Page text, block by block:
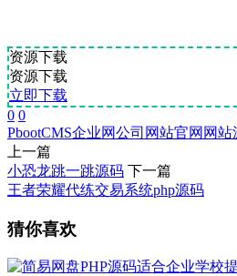
资源下载
资源下载
立即下载
0 0
PbootCMS企业网公司网站官网 网站
上一篇
小恐龙跳一跳源码 下一篇
王者荣耀代练交易系统php源码
猜你喜欢